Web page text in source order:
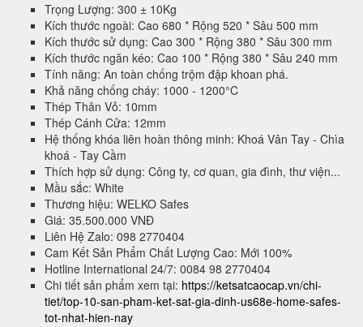
Trọng Lượng: 300 ± 10Kg
Kích thước ngoài: Cao 680 * Rộng 520 * Sâu 500 mm
Kích thước sử dụng: Cao 300 * Rộng 380 * Sâu 300 mm
Kích thước ngăn kéo: Cao 100 * Rộng 380 * Sâu 240 mm
Tính năng: An toàn chống trộm đập khoan phá.
Khả năng chống cháy: 1000 - 1200°C
Thép Thân Vỏ: 10mm
Thép Cánh Cửa: 12mm
Hệ thống khóa liên hoàn thông minh: Khoá Vân Tay - Chìa
khoá - Tay Cầm
Thích hợp sử dụng: Công ty, cơ quan, gia đình, thư viện...
Mầu sắc: White
Thương hiệu: WELKO Safes
Giá: 35.500.000 VNĐ
Liên Hệ Zalo: 098 2770404
Cam Kết Sản Phẩm Chất Lượng Cao: Mới 100%
Hotline International 24/7: 0084 98 2770404
Chi tiết sản phẩm xem tại: https://ketsatcaocap.vn/chi-
tiet/top-10-san-pham-ket-sat-gia-dinh-us68e-home-safes-
tot-nhat-hien-nay